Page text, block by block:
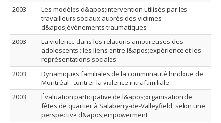
2003
Les modèles d&apos;intervention utilisés par les
travailleurs sociaux auprès des victimes
d&apos;événements traumatiques
2003
La violence dans les relations amoureuses des
adolescents : les liens entre l&apos;expérience et les
représentations sociales
2003
Dynamiques familiales de la communauté hindoue de
Montréal : contrer la violence intrafamiliale
2003
Évaluation participative de l&apos;organisation de
fêtes de quartier à Salaberry-de-Valleyfield, selon une
perspective d&apos;empowerment